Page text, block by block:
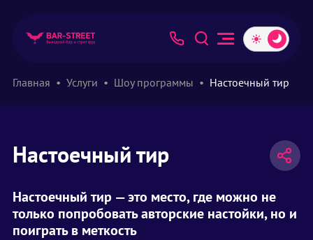
Главная Услуги Шоу программы Настоечный тир
Настоечный тир
Настоечный тир — это место, где можно не
только попробовать авторские настойки, но и
поиграть в меткость